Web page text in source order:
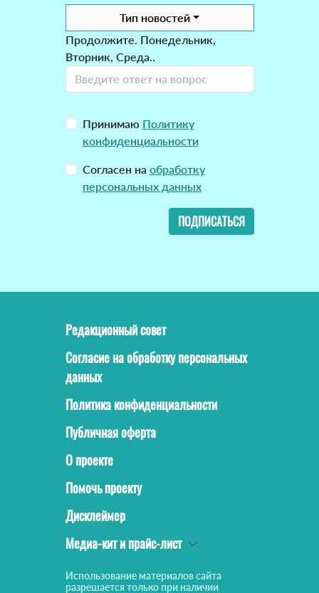
Тип новостей
Продолжите. Понедельник,
Вторник, Среда..
Принимаю Политику
конфиденциальности
Согласен на обработку
персональных данных
ПОДПИСАТЬСЯ
Редакционный совет
Согласие на обработку персональных
данных
Политика конфиденциальности
Публичная оферта
О проекте
Помочь проекту
Дисклеймер
Медиа-кит и прайс-лист
Использование материалов сайта
разрешается только при наличии